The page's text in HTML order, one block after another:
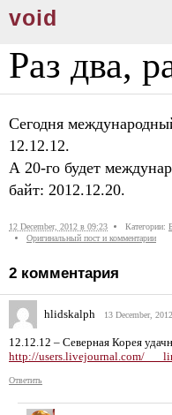
void
Раз два,
Сегодня
12.12.12.
А 20-го будет
байт: 2012.12.20.
12 December, 2012 в 09:23 Категории:
Оригинальный пост и комментарии
2 комментария
hlidskalph 13 December,
12.12.12 – Северная Корея
http://users.livejournal.com/
Ответить